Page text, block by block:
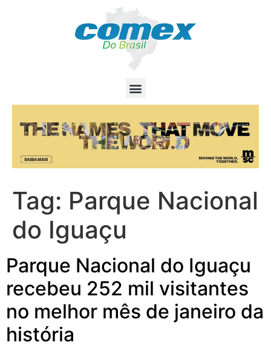
Tag: Parque Nacional
do Iguaçu
Parque Nacional do Iguaçu
recebeu 252 mil visitantes
no melhor mês de janeiro da
história